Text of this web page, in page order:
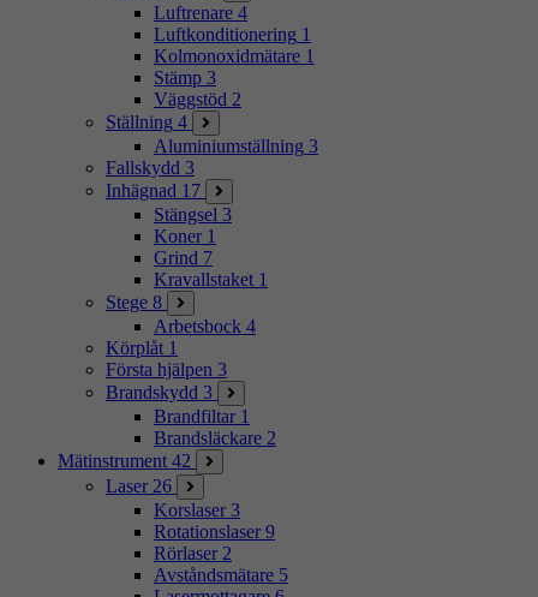
Luftrenare 4
Luftkonditionering 1
Kolmonoxidmätare 1
Stämp 3
Väggstöd 2
Ställning 4
Aluminiumställning 3
Fallskydd 3
Inhägnad 17
Stängsel 3
Koner 1
Grind 7
Kravallstaket 1
Stege 8
Arbetsbock 4
Körplåt 1
Första hjälpen 3
Brandskydd 3
Brandfiltar 1
Brandsläckare 2
Mätinstrument 42
Laser 26
Korslaser 3
Rotationslaser 9
Rörlaser 2
Avståndsmätare 5